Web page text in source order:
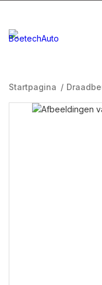
Startpagina /